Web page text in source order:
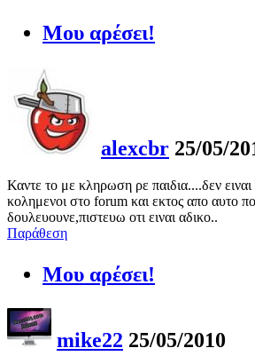
Μου αρέσει!
alexcbr 25/05/
Καντε το με κληρωση ρε παιδια....δεν
κολημενοι στο forum και εκτος απο αυτο
δουλευουνε,πιστευω οτι ειναι αδικο..
Παράθεση
Μου αρέσει!
mike22 25/05/2010